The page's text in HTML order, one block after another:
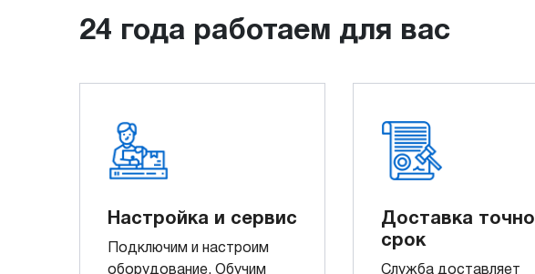
24 года работаем для вас
Настройка и сервис
Подключим и настроим
оборудование. Обучим
Доставка
срок
Служба доставляет